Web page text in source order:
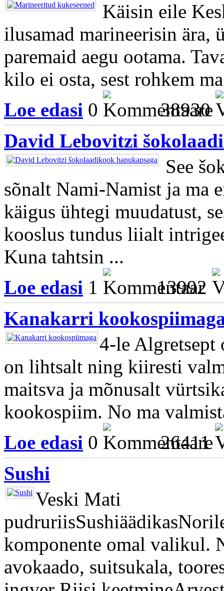
Käisin eile
ilusamad marineerisin ära,
paremaid aegu ootama.
kilo ei osta, sest rohkem
Loe edasi 0 38930
David Lebovitzi
See
sõnalt Nami-Namist ja ma
käigus ühtegi muudatust,
kooslus tundus liialt
Kuna tahtsin ...
Loe edasi 1 13992
Kanakarri
4-le Algretsept
on lihtsalt ning kiiresti
maitsva ja mõnusalt
kookospiim. No ma
Loe edasi 0 26411
Sushi
Veski Mati
komponente omal valikul.
avokaado, suitsukala,